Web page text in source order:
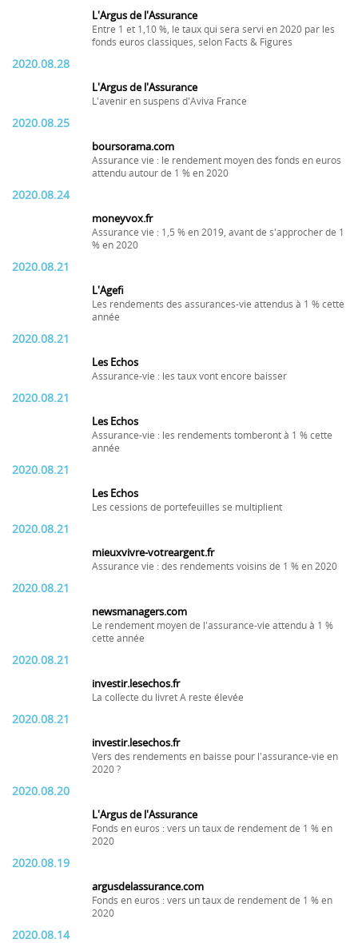
L'Argus de l'Assurance
Entre 1 et 1,10 %, le taux qui sera servi en 2020 par les
fonds euros classiques, selon Facts & Figures
2020.08.28
L'Argus de l'Assurance
L'avenir en suspens d'Aviva France
2020.08.25
boursorama.com
Assurance vie : le rendement moyen des fonds en euros
attendu autour de 1 % en 2020
2020.08.24
moneyvox.fr
Assurance vie : 1,5 % en 2019, avant de s'approcher de 1
% en 2020
2020.08.21
L'Agefi
Les rendements des assurances-vie attendus à 1 % cette
année
2020.08.21
Les Echos
Assurance-vie : les taux vont encore baisser
2020.08.21
Les Echos
Assurance-vie : les rendements tomberont à 1 % cette
année
2020.08.21
Les Echos
Les cessions de portefeuilles se multiplient
2020.08.21
mieuxvivre-votreargent.fr
Assurance vie : des rendements voisins de 1 % en 2020
2020.08.21
newsmanagers.com
Le rendement moyen de l'assurance-vie attendu à 1 %
cette année
2020.08.21
investir.lesechos.fr
La collecte du livret A reste élevée
2020.08.21
investir.lesechos.fr
Vers des rendements en baisse pour l'assurance-vie en
2020 ?
2020.08.20
L'Argus de l'Assurance
Fonds en euros : vers un taux de rendement de 1 % en
2020
2020.08.19
argusdelassurance.com
Fonds en euros : vers un taux de rendement de 1 % en
2020
2020.08.14